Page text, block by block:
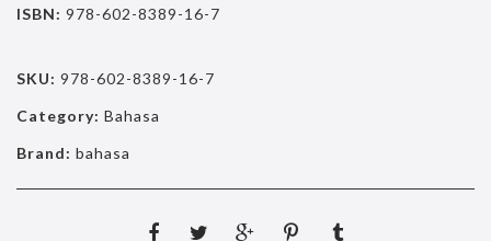
ISBN: 978-602-8389-16-7
SKU: 978-602-8389-16-7
Category: Bahasa
Brand: bahasa